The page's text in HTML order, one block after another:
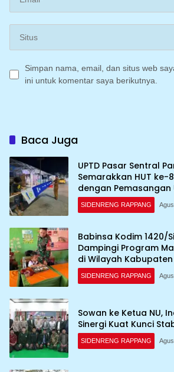
Simpan nama, email, dan situs web
ini untuk komentar saya berikutnya.
Baca Juga
UPTD Pasar Sentral
Semarakkan HUT ke-
dengan
Dekorasi Merah Putih
SIDENRENG RAPPANG
Babinsa Kodim 1420/
Dampingi Program
di Wilayah
SIDENRENG RAPPANG
Sowan ke Ketua NU,
Sinergi Kuat Kunci
SIDENRENG RAPPANG